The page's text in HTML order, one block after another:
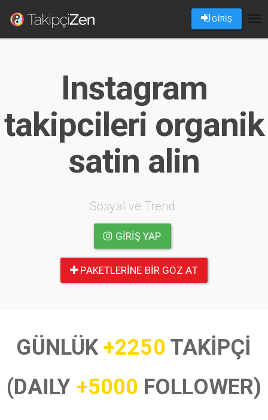
GİRİŞ
Instagram
takipcileri organik
satin alin
Sosyal ve Trend
GIRIŞ YAP
PAKETLERINE BIR GÖZ AT
GÜNLÜK+2250 TAKİPÇİ
(DAILY +5000 FOLLOWER)